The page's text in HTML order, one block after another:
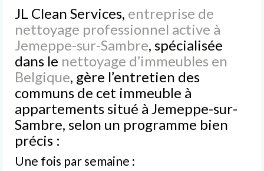
de Vitres
Nettoyages
spéciaux
Nettoyage après chantier
Nettoyage après sinistre
Nettoyage après déménagement
Nettoyage après événement
L’entreprise
JL Clean Services, entreprise de
nettoyage professionnel active à
Jemeppe-sur-Sambre, spécialisée
dans le nettoyage d’immeubles en
Belgique, gère l’entretien des
communs de cet immeuble à
appartements situé à Jemeppe-sur-
Sambre, selon un programme bien
précis :
Une fois par semaine :